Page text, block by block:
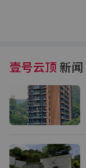
壹号云顶 新闻